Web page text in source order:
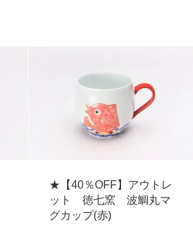
★【40％OFF】アウトレ
ット 徳七窯 波鯛丸マ
グカップ(赤)